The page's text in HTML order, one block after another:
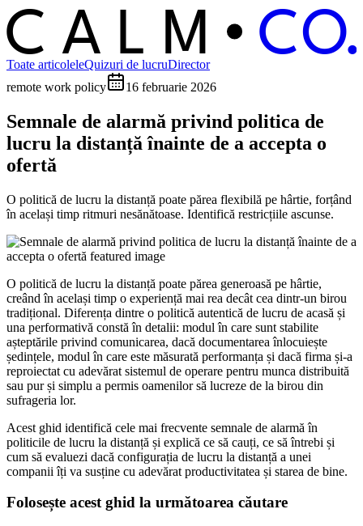
C ALM C O.
Toate articoleleQuizuri de lucruDirector
remote work policy
16 februarie 2026
Semnale de alarmă privind politica de
lucru la distanță înainte de a accepta o
ofertă
O politică de lucru la distanță poate părea flexibilă pe hârtie, forțând
în același timp ritmuri nesănătoase. Identifică restricțiile ascunse.
O politică de lucru la distanță poate părea generoasă pe hârtie,
creând în același timp o experiență mai rea decât cea dintr-un birou
tradițional. Diferența dintre o politică autentică de lucru de acasă și
una performativă constă în detalii: modul în care sunt stabilite
așteptările privind comunicarea, dacă documentarea înlocuiește
ședințele, modul în care este măsurată performanța și dacă firma și-a
reproiectat cu adevărat sistemul de operare pentru munca distribuită
sau pur și simplu a permis oamenilor să lucreze de la birou din
sufrageria lor.
Acest ghid identifică cele mai frecvente semnale de alarmă în
politicile de lucru la distanță și explică ce să cauți, ce să întrebi și
cum să evaluezi dacă configurația de lucru la distanță a unei
companii îți va susține cu adevărat productivitatea și starea de bine.
Folosește acest ghid la următoarea căutare